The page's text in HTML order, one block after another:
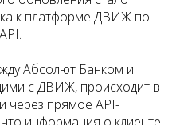
к платформе ДВИЖ по
Абсолют Банком и
с ДВИЖ, происходит в
через прямое API-